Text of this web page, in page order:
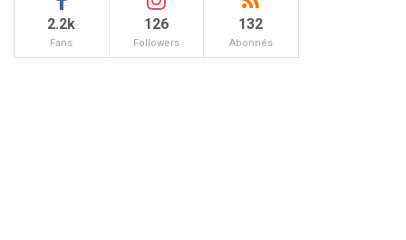
2.2k
Fans
126
Followers
132
Abonnés